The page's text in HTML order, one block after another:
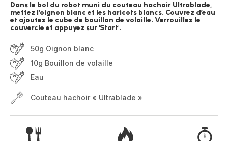
Dans le bol du robot muni du couteau hachoir Ultrablade,
mettez l’oignon blanc et les haricots blancs. Couvrez d’eau
et ajoutez le cube de bouillon de volaille. Verrouillez le
couvercle et appuyez sur 'Start'.
50g Oignon blanc
10g Bouillon de volaille
Eau
Couteau hachoir « Ultrablade »